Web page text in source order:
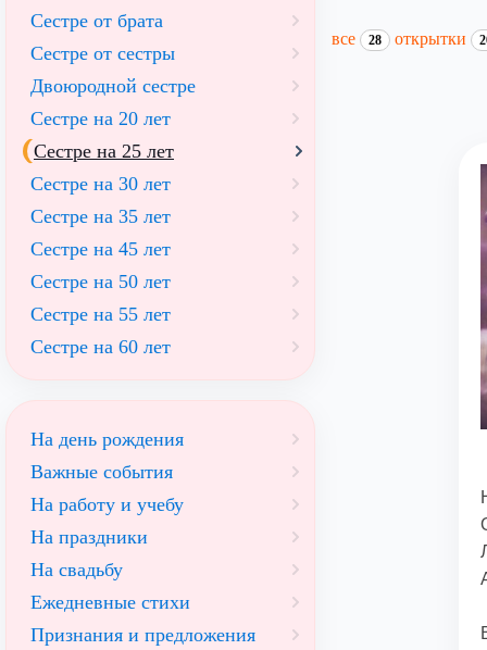
все 28 открытки
Сестре от брата
Сестре от сестры
Двоюродной сестре
Сестре на 20 лет
Сестре на 25 лет
Сестре на 30 лет
Сестре на 35 лет
Сестре на 45 лет
Сестре на 50 лет
Сестре на 55 лет
Сестре на 60 лет
На день рождения
Важные события
На работу и учебу
На праздники
На свадьбу
Ежедневные стихи
Признания и предложения